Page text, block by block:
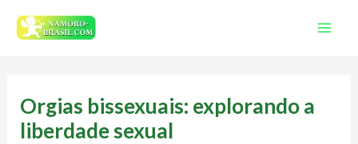
para
Orgias bissexuais: explorando a
liberdade sexual